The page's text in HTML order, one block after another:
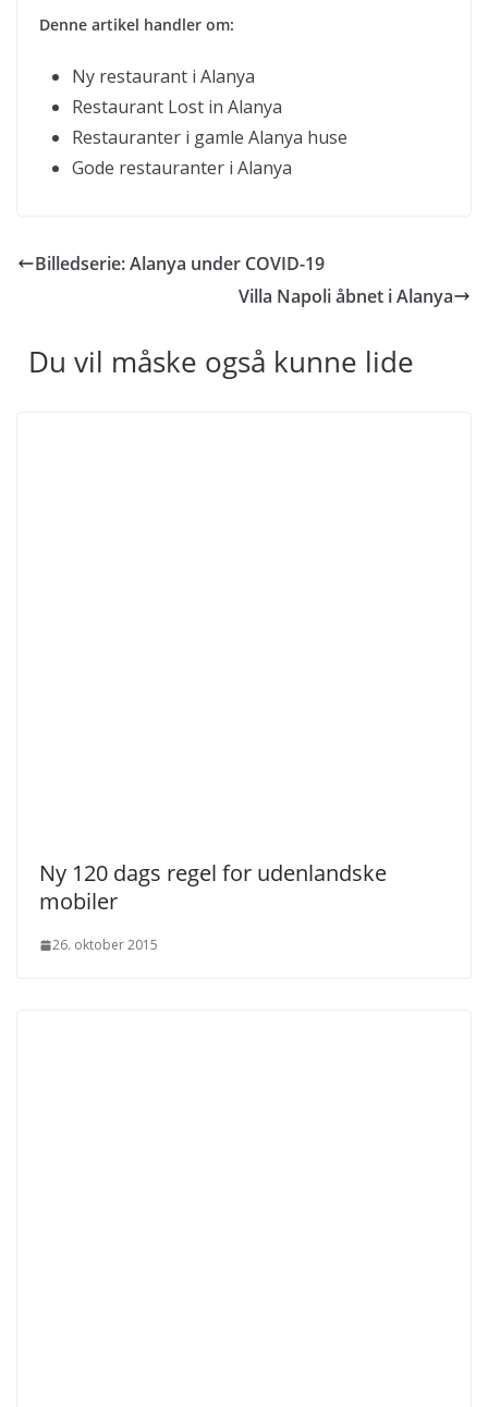
Denne artikel handler om:
Ny restaurant i Alanya
Restaurant Lost in Alanya
Restauranter i gamle Alanya huse
Gode restauranter i Alanya
Billedserie: Alanya under COVID-19
Villa Napoli åbnet i Alanya
Du vil måske også kunne lide
Ny 120 dags regel for udenlandske
mobiler
26. oktober 2015